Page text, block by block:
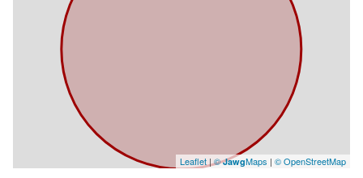
Vestiaire 2
34 m²
Leaflet |©JawgMaps | © OpenStreetMap